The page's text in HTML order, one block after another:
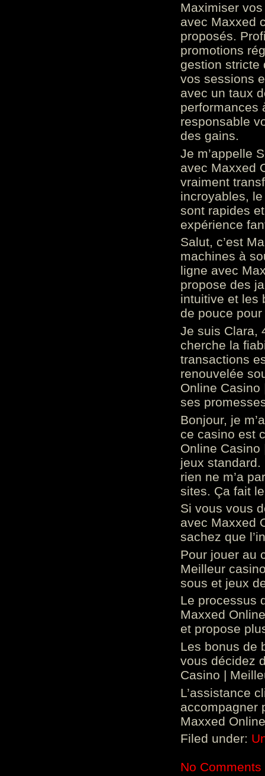
Maximiser
avec Maxxed
proposés.
promotions
gestion stricte
vos sessions
avec un taux
performances
responsable
des gains.
Je m’appelle
avec Maxxed
vraiment
incroyables,
sont rapides
expérience
Salut, c’est
machines à
ligne avec
propose des
intuitive et les
de pouce
Je suis Clara,
cherche la
transactions
renouvelée
Online
ses
Bonjour, je
ce casino est
Online
jeux standard.
rien ne m’a
sites. Ça fait
Si vous vous
avec Maxxed
sachez que
Pour jouer au
Meilleur
sous et jeux
Le processus
Maxxed
et propose
Les bonus de
vous décidez
Casino |
L’assistance
accompagner
Maxxed
Filed under:
No Comments